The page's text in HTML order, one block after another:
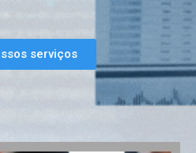
serviços